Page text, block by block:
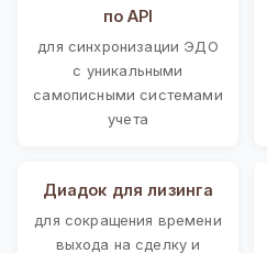
по API
для синхронизации ЭДО
с уникальными
самописными системами
учета
Диадок для лизинга
для сокращения времени
выхода на сделку и